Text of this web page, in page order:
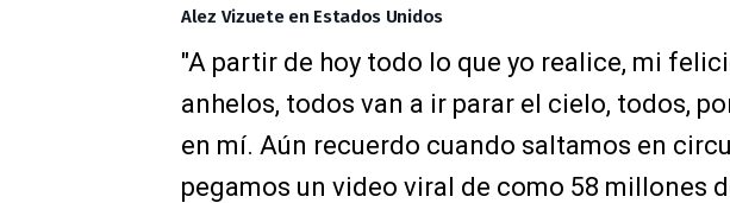
Alez Vizuete en Estados Unidos
"A partir de hoy todo lo que yo realice, mi
anhelos, todos van a ir parar el cielo, todos,
en mí. Aún recuerdo cuando saltamos en
pegamos un video viral de como 58 millones